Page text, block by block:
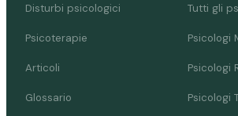
Disturbi psicologici
Psicoterapie
Articoli
Glossario
Tutti gli
Psicologi
Psicologi
Psicologi